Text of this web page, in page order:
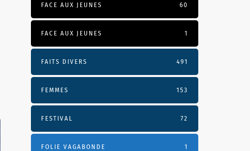
FACE AUX JEUNES 60
FACE AUX JEUNES 1
FAITS DIVERS 491
FEMMES 153
FESTIVAL 72
FOLIE VAGABONDE 1